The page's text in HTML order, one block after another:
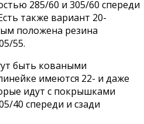
285/60 и 305/60 спереди
также вариант 20-
положена резина
55.
быть коваными
имеются 22- и даже
идут с покрышками
40 спереди и сзади